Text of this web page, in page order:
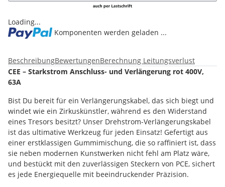
Loading...
Komponenten werden geladen ...
BeschreibungBewertungenBerechnung Leitungsverlust
CEE – Starkstrom Anschluss- und Verlängerung rot 400V,
63A
Bist Du bereit für ein Verlängerungskabel, das sich biegt und
windet wie ein Zirkuskünstler, während es den Widerstand
eines Tresors besitzt? Unser Drehstrom-Verlängerungskabel
ist das ultimative Werkzeug für jeden Einsatz! Gefertigt aus
einer erstklassigen Gummimischung, die so raffiniert ist, dass
sie neben modernen Kunstwerken nicht fehl am Platz wäre,
und bestückt mit den zuverlässigen Steckern von PCE, sichert
es jede Energiequelle mit beeindruckender Präzision.